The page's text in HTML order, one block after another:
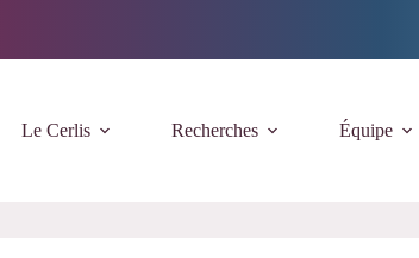
Le Cerlis Recherches Équipe